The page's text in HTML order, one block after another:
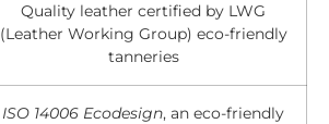
Quality leather certified by LWG
(Leather Working Group) eco-friendly
tanneries
ISO 14006 Ecodesign, an eco-friendly